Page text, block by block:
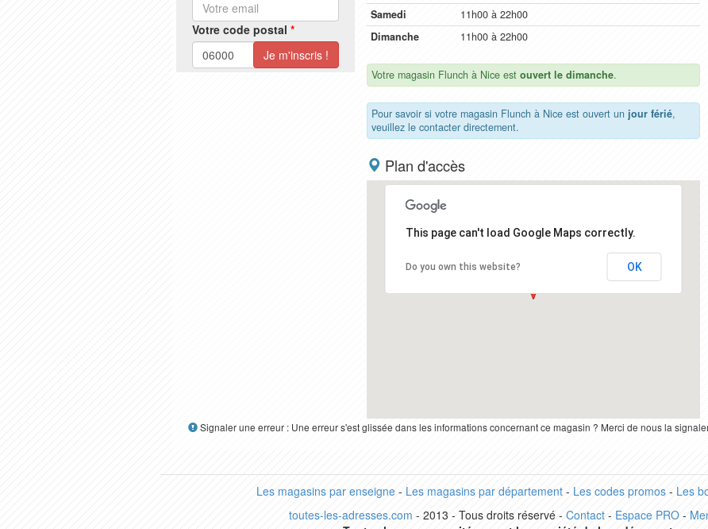
Votre code postal *
Samedi
11h00 à 22h00
Dimanche
11h00 à 22h00
Votre magasin Flunch à Nice est ouvert le dimanche.
Pour savoir si votre magasin Flunch à Nice est ouvert un jour férié,
veuillez le contacter directement.
Plan d'accès
This page can't load Google Maps correctly.
Do you own this website? OK
Signaler une erreur : Une erreur s'est glissée dans les informations concernant ce magasin ? Merci de nous la
Les magasins par enseigne- Les magasins par département- Les codes promos- Les
toutes-les-adresses.com - 2013 - Tous droits réservé - Contact- Espace PRO-